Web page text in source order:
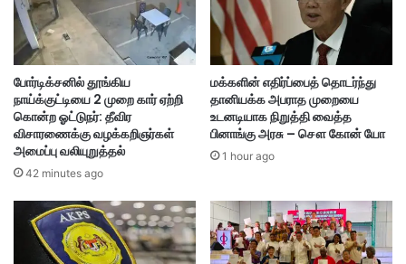
ரி
ச
ல்
கு
நா
யை
க்
கூ
ட்
டி
வ
ந்
து
அ
போர்டிக்சனில் தூங்கிய
நாய்க்குட்டியை 2 முறை கார் ஏற்றி
கொன்ற ஓட்டுநர்: தீவிர
விசாரணைக்கு வழக்கறிஞர்கள்
அமைப்பு வலியுறுத்தல்
42 minutes ago
மக்களின் எதிர்ப்பைத் தொடர்ந்து
தானியக்க அபராத முறையை
உடனடியாக நிறுத்தி வைத்த
பினாங்கு அரசு – சௌ கோன் யோ
1 hour ago